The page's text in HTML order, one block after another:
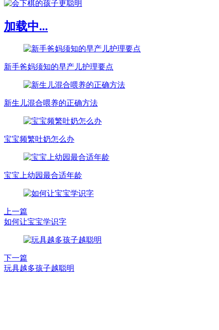
加载中...
新手爸妈须知的早产儿护理要点
新生儿混合喂养的正确方法
宝宝频繁吐奶怎么办
宝宝上幼园最合适年龄
上一篇
如何让宝宝学识字
下一篇
玩具越多孩子越聪明